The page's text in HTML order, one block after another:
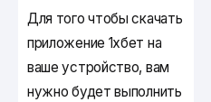
Для того чтобы скачать
приложение 1хбет на
ваше устройство, вам
нужно будет выполнить